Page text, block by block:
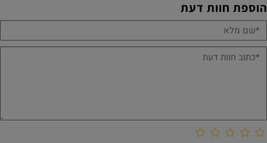
הוספת חוות דעת